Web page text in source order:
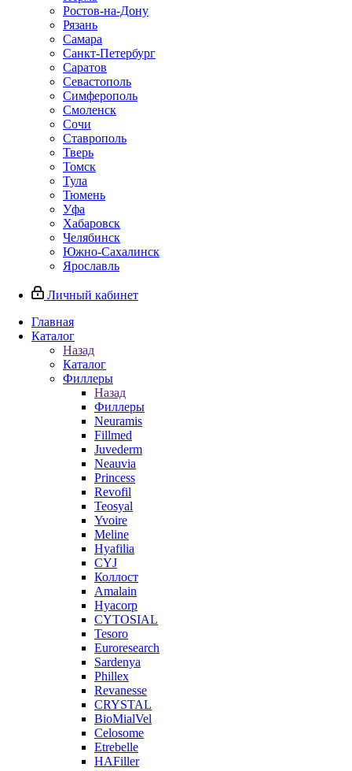
Ростов-на-Дону
Рязань
Самара
Санкт-Петербург
Саратов
Севастополь
Симферополь
Смоленск
Сочи
Ставрополь
Тверь
Томск
Тула
Тюмень
Уфа
Хабаровск
Челябинск
Южно-Сахалинск
Ярославль
Личный кабинет
Главная
Каталог
Назад
Каталог
Филлеры
Назад
Филлеры
Neuramis
Fillmed
Juvederm
Neauvia
Princess
Revofil
Teosyal
Yvoire
Meline
Hyafilia
CYJ
Коллост
Amalain
Hyacorp
CYTOSIAL
Tesoro
Euroresearch
Sardenya
Phillex
Revanesse
CRYSTAL
BioMialVel
Celosome
Etrebelle
HAFiller